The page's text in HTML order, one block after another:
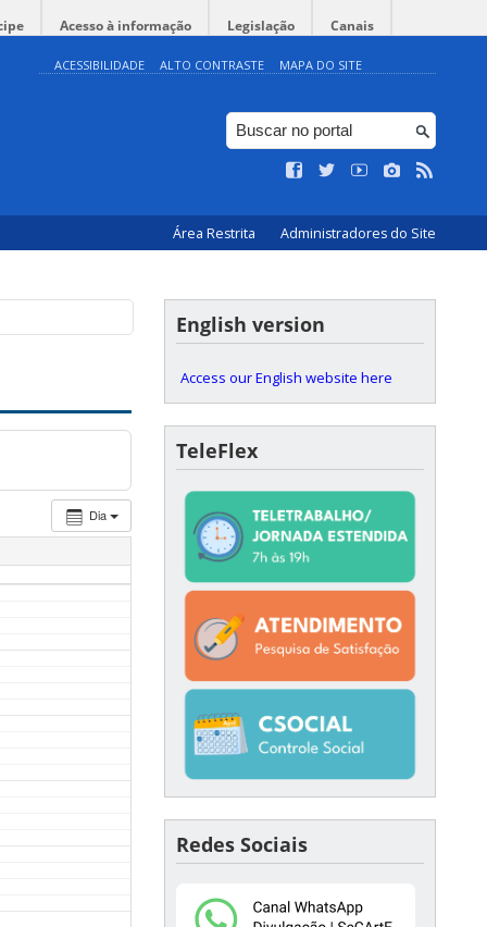
Acesso à informação Legislação Canais
ACESSIBILIDADE ALTO CONTRASTE MAPA DO SITE
Área Restrita Administradores do Site
Dia
English version
Access our English website here
TeleFlex
Redes Sociais